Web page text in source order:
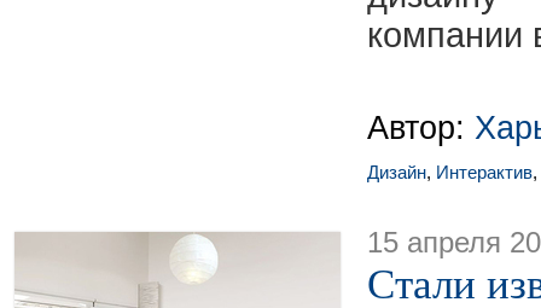
компании
Автор:
Дизайн, Интерактив,
15 апреля
Стали